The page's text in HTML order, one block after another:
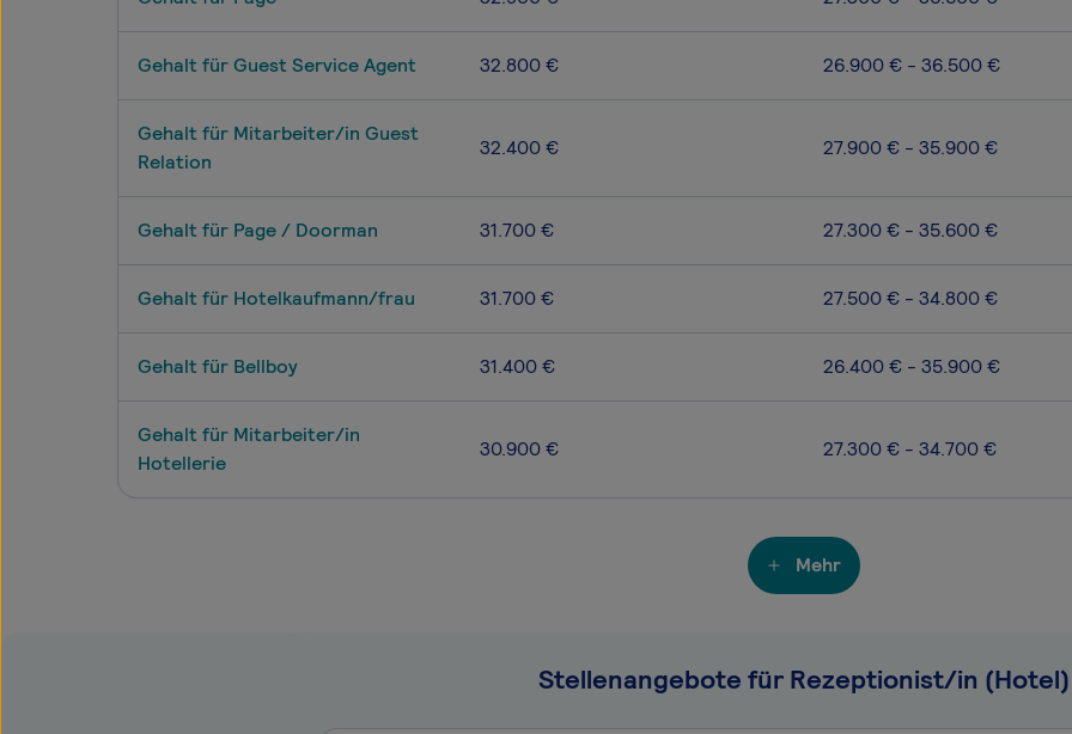
Gehalt für Guest Service Agent 32.800 € 26.900 € - 36.500 €
Gehalt für Mitarbeiter/in Guest
Relation
32.400 € 27.900 € - 35.900 €
Gehalt für Page / Doorman 31.700 € 27.300 € - 35.600 €
Gehalt für Hotelkaufmann/frau 31.700 € 27.500 € - 34.800 €
Gehalt für Bellboy 31.400 € 26.400 € - 35.900 €
Gehalt für Mitarbeiter/in
Hotellerie
30.900 € 27.300 € - 34.700 €
Mehr
Stellenangebote für Rezeptionist/in (Hotel)